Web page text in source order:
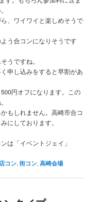
、ワイワイと楽しめそうで
う合コンになりそうです
うですね。
申し込みをすると早割があ
円オフになります。この
もしれません。高崎市合コ
にしております。
は「イベントジェイ」
店コン,街コン,高崎会場